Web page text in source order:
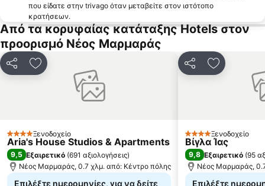
Τορώνη
Φούρκα
Κακούδια
Ποσείδι
Ελαιώνας
Ξηροποτάμι
Μαρίνα Πόρτο Καρράς
Λιμάνι Τρυπητής
Παραδείσος
Ουρανούπολη 3
Afytos
Παραδοσιακός οικισμός Νικήτης
Παραλία της Αφύτου
που είδατε στην trivago όταν μεταβείτε στον ιστότοπο
κρατήσεων.
Από τα κορυφαίας κατάταξης Hotels στον
προορισμό Νέος Μαρμαράς
ΚοινοποίησηΠροσθήκη στα αγαπημένα
4 ΑστέριαΞενοδοχείο
Aria's House Studios & Apartments
9,5 Εξαιρετικό (691 αξιολογήσεις)
Νέος Μαρμαράς, 0.7 χλμ. από: Κέντρο πόλης
Επιλέξτε ημερομηνίες, για να δείτε
ΚοινοποίησηΠροσθήκη
4 ΑστέριαΞενοδοχείο
Βίγλα Ίας
9,8 Εξαιρετικό (95
Νέος Μαρμαράς,
Επιλέξτε